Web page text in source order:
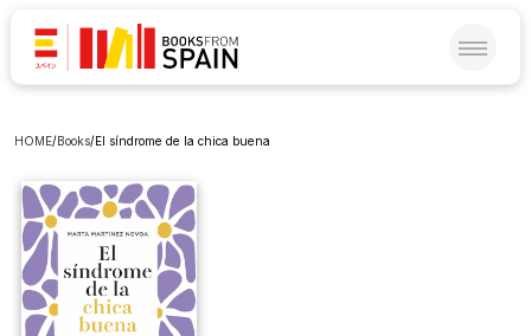
HOME/Books/El síndrome de la chica buena